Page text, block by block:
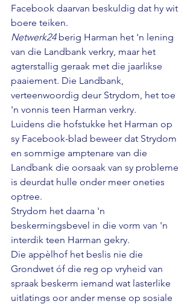
Facebook daarvan beskuldig dat hy wit
boere teiken.
Netwerk24 berig Harman het 'n lening
van die Landbank verkry, maar het
agterstallig geraak met die jaarlikse
paaiement. Die Landbank,
verteenwoordig deur Strydom, het toe
'n vonnis teen Harman verkry.
Luidens die hofstukke het Harman op
sy Facebook-blad beweer dat Strydom
en sommige amptenare van die
Landbank die oorsaak van sy probleme
is deurdat hulle onder meer oneties
optree.
Strydom het daarna 'n
beskermingsbevel in die vorm van 'n
interdik teen Harman gekry.
Die appèlhof het beslis nie die
Grondwet óf die reg op vryheid van
spraak beskerm iemand wat lasterlike
uitlatings oor ander mense op sosiale